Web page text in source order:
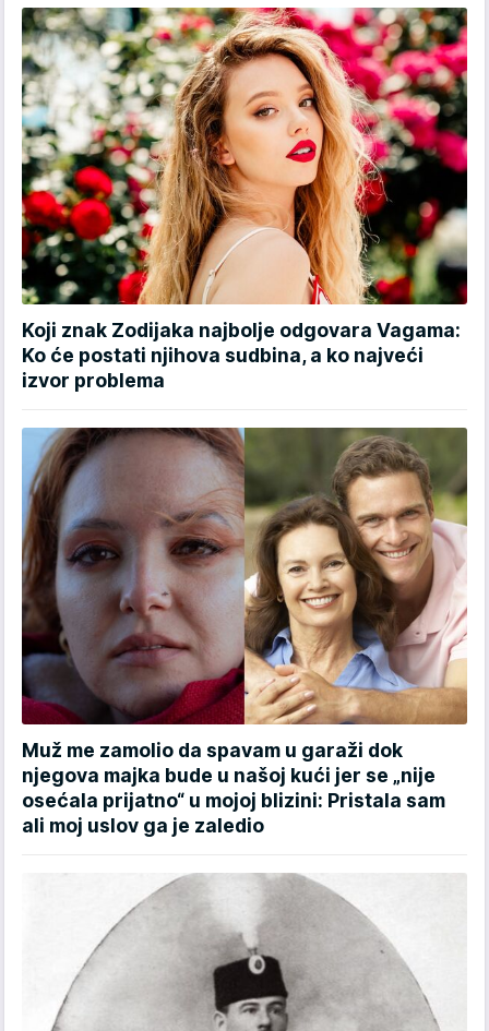
Koji znak Zodijaka najbolje odgovara Vagama:
Ko će postati njihova sudbina, a ko najveći
izvor problema
Muž me zamolio da spavam u garaži dok
njegova majka bude u našoj kući jer se „nije
osećala prijatno“ u mojoj blizini: Pristala sam
ali moj uslov ga je zaledio